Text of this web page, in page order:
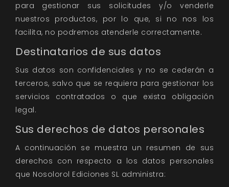
para gestionar sus solicitudes y/o venderle
nuestros productos, por lo que, si no nos los
facilita, no podremos atenderle correctamente.
Destinatarios de sus datos
Sus datos son confidenciales y no se cederán a
terceros, salvo que se requiera para gestionar los
servicios contratados o que exista obligación
legal.
Sus derechos de datos personales
A continuación se muestra un resumen de sus
derechos con respecto a los datos personales
que Nosolorol Ediciones SL administra: